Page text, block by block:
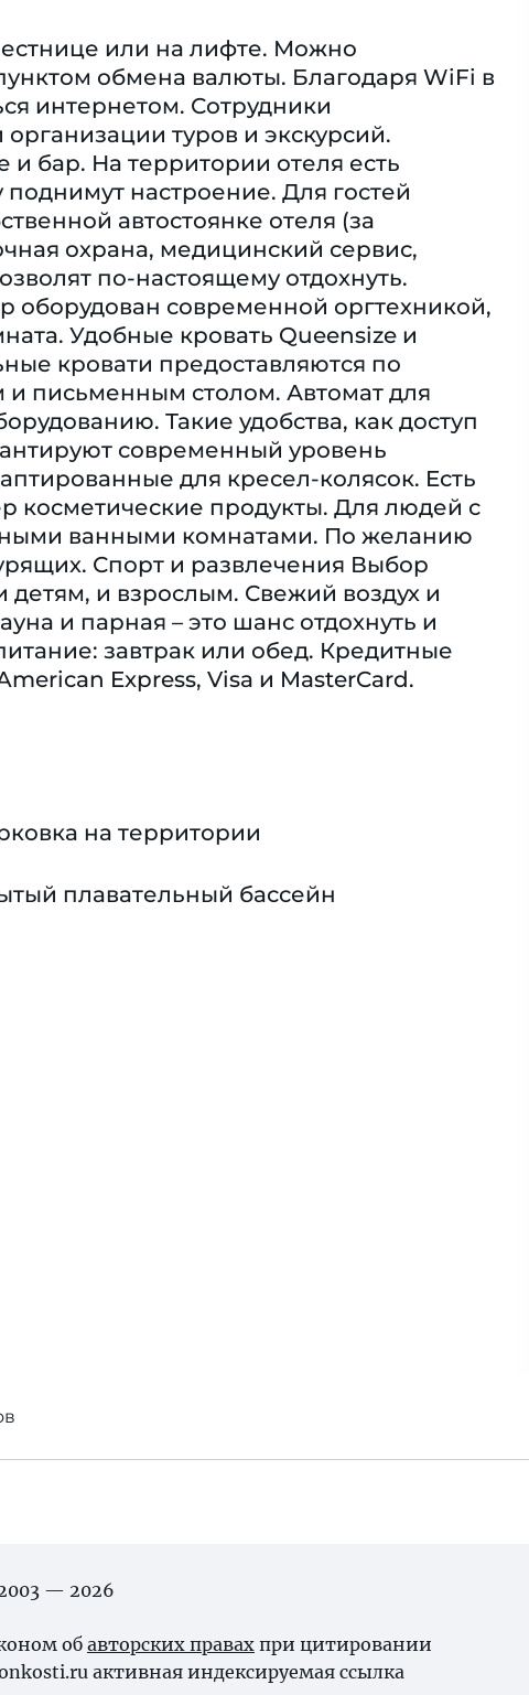
или на лифте. Можно
обмена валюты. Благодаря WiFi в
интернетом. Сотрудники
туров и экскурсий.
бар. На территории отеля есть
настроение. Для гостей
автостоянке отеля (за
охрана, медицинский сервис,
по-настоящему отдохнуть.
оборудован современной оргтехникой,
Удобные кровать Queensize и
кровати предоставляются по
и письменным столом. Автомат для
Такие удобства, как доступ
современный уровень
для кресел-колясок. Eсть
косметические продукты. Для людей с
ванными комнатами. По желанию
Спорт и развлечения Выбор
и взрослым. Свежий воздух и
и парная – это шанс отдохнуть и
завтрак или обед. Кредитные
Express, Visa и MasterCard.
на территории
плавательный бассейн
— 2026
об авторских правах при цитировании
активная индексируемая ссылка